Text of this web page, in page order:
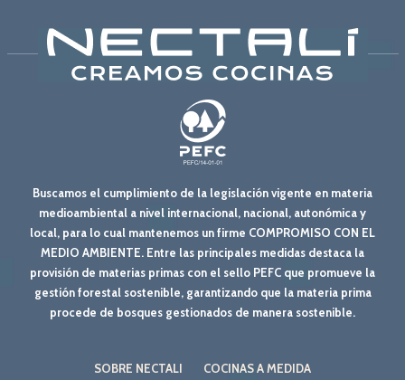
Buscamos el cumplimiento de la legislación vigente en materia
medioambiental a nivel internacional, nacional, autonómica y
local, para lo cual mantenemos un firme COMPROMISO CON EL
MEDIO AMBIENTE. Entre las principales medidas destaca la
provisión de materias primas con el sello PEFC que promueve la
gestión forestal sostenible, garantizando que la materia prima
procede de bosques gestionados de manera sostenible.
SOBRE NECTALI
COCINAS A MEDIDA